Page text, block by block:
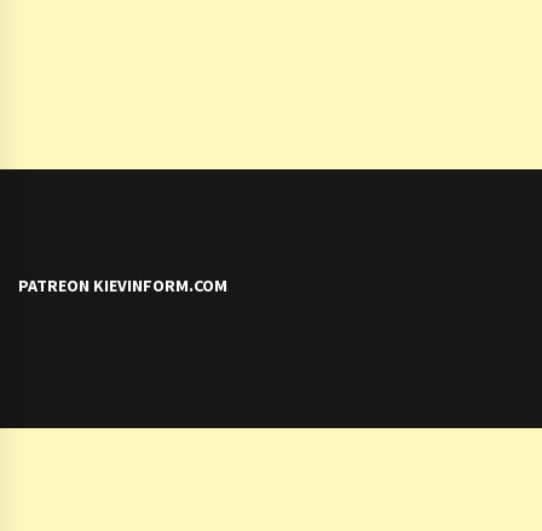
PATREON KIEVINFORM.COM